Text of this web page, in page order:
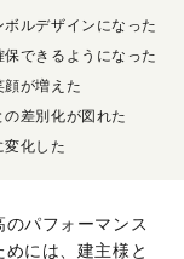
ルデザインになった
できるようになった
顔が増えた
差別化が図れた
変化した
パフォーマンス
には、建主様と